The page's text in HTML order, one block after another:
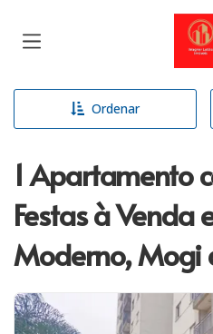
Ordenar
1 Apartamento
Festas à Venda
Moderno, Mogi